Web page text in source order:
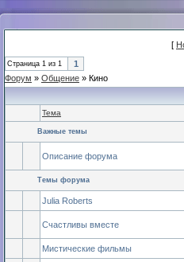
[
Страница 1 из 1
1
Форум » Общение » Кино
Тема
Важные темы
Описание форума
Темы форума
Julia Roberts
Счастливы вместе
Мистические фильмы